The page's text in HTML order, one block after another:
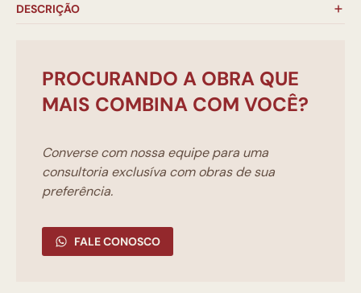
DESCRIÇÃO
PROCURANDO A OBRA QUE
MAIS COMBINA COM VOCÊ?
Converse com nossa equipe para uma
consultoria exclusíva com obras de sua
preferência.
FALE CONOSCO